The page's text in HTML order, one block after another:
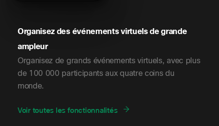
Organisez des événements virtuels de grande
ampleur
Organisez de grands événements virtuels, avec plus
de 100 000 participants aux quatre coins du
monde.
Voir toutes les fonctionnalités